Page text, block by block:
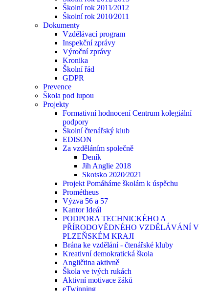
Školní rok 2011⁄2012
Školní rok 2010⁄2011
Dokumenty
Vzdělávací program
Inspekční zprávy
Výroční zprávy
Kronika
Školní řád
GDPR
Prevence
Škola pod lupou
Projekty
Formativní hodnocení Centrum kolegiální
podpory
Školní čtenářský klub
EDISON
Za vzděláním společně
Deník
Jih Anglie 2018
Skotsko 2020⁄2021
Projekt Pomáháme školám k úspěchu
Prométheus
Výzva 56 a 57
Kantor Ideál
PODPORA TECHNICKÉHO A
PŘÍRODOVĚDNÉHO VZDĚLÁVÁNÍ V
PLZEŇSKÉM KRAJI
Brána ke vzdělání - čtenářské kluby
Kreativní demokratická škola
Angličtina aktivně
Škola ve tvých rukách
Aktivní motivace žáků
eTwinning